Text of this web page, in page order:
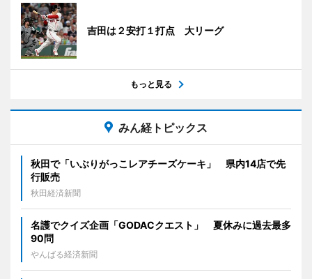
吉田は２安打１打点 大リーグ
もっと見る
みん経トピックス
秋田で「いぶりがっこレアチーズケーキ」 県内14店で先
行販売
秋田経済新聞
名護でクイズ企画「GODACクエスト」 夏休みに過去最多
90問
やんばる経済新聞